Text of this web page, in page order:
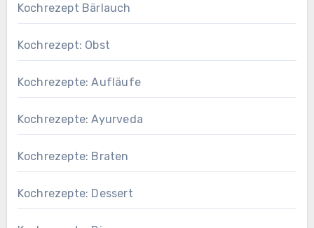
Kochrezept Bärlauch
Kochrezept: Obst
Kochrezepte: Aufläufe
Kochrezepte: Ayurveda
Kochrezepte: Braten
Kochrezepte: Dessert